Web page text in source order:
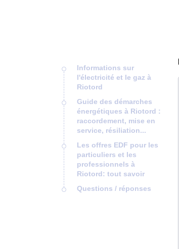
Informations sur
l'électricité et le gaz à
Riotord
Guide des démarches
énergétiques à Riotord :
raccordement, mise en
service, résiliation...
Les offres EDF pour les
particuliers et les
professionnels à
Riotord: tout savoir
Questions / réponses